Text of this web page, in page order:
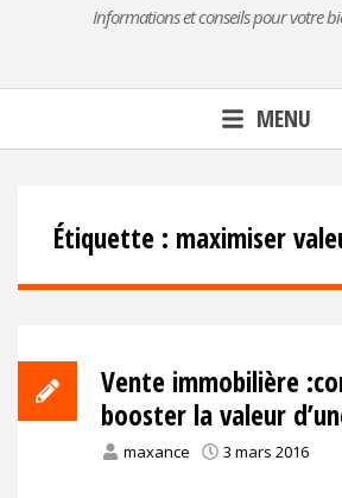
Informations et conseils pour votre
MENU
Étiquette : maximiser
Vente immobilière
booster la valeur
maxance 3 mars 2016